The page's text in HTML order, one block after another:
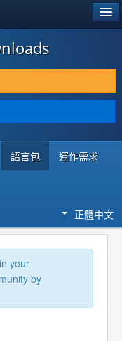
語言包 運作需求
正體中文
your
by